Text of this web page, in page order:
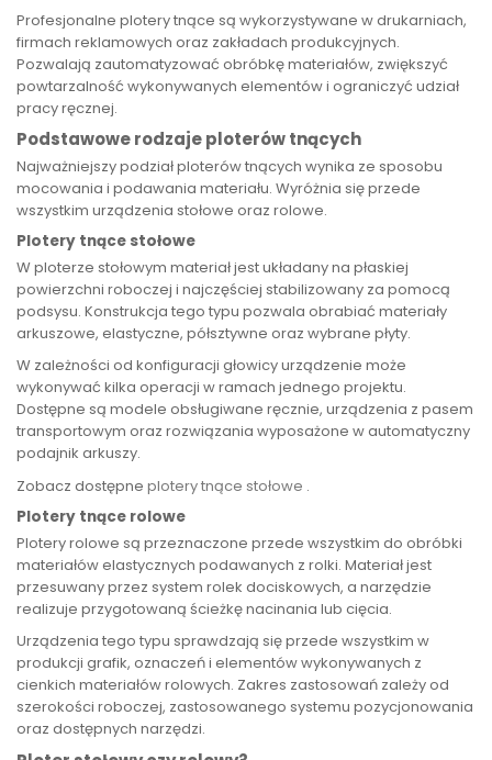
Profesjonalne plotery tnące są wykorzystywane w drukarniach,
firmach reklamowych oraz zakładach produkcyjnych.
Pozwalają zautomatyzować obróbkę materiałów, zwiększyć
powtarzalność wykonywanych elementów i ograniczyć udział
pracy ręcznej.
Podstawowe rodzaje ploterów tnących
Najważniejszy podział ploterów tnących wynika ze sposobu
mocowania i podawania materiału. Wyróżnia się przede
wszystkim urządzenia stołowe oraz rolowe.
Plotery tnące stołowe
W ploterze stołowym materiał jest układany na płaskiej
powierzchni roboczej i najczęściej stabilizowany za pomocą
podsysu. Konstrukcja tego typu pozwala obrabiać materiały
arkuszowe, elastyczne, półsztywne oraz wybrane płyty.
W zależności od konfiguracji głowicy urządzenie może
wykonywać kilka operacji w ramach jednego projektu.
Dostępne są modele obsługiwane ręcznie, urządzenia z pasem
transportowym oraz rozwiązania wyposażone w automatyczny
podajnik arkuszy.
Zobacz dostępne plotery tnące stołowe .
Plotery tnące rolowe
Plotery rolowe są przeznaczone przede wszystkim do obróbki
materiałów elastycznych podawanych z rolki. Materiał jest
przesuwany przez system rolek dociskowych, a narzędzie
realizuje przygotowaną ścieżkę nacinania lub cięcia.
Urządzenia tego typu sprawdzają się przede wszystkim w
produkcji grafik, oznaczeń i elementów wykonywanych z
cienkich materiałów rolowych. Zakres zastosowań zależy od
szerokości roboczej, zastosowanego systemu pozycjonowania
oraz dostępnych narzędzi.